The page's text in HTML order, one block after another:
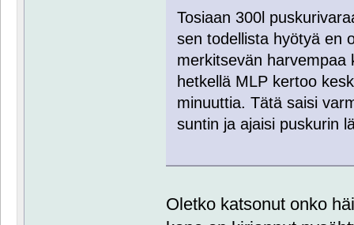
Tosiaan 300l
sen todellista hyötyä en
merkitsevän harvempaa
hetkellä MLP kertoo
minuuttia. Tätä saisi
suntin ja ajaisi puskurin
Oletko katsonut onko